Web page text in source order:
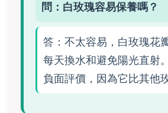
問：白玫瑰容易保養嗎？
答：不太容易，白玫瑰花
每天換水和避免陽光直射
負面評價，因為它比其他